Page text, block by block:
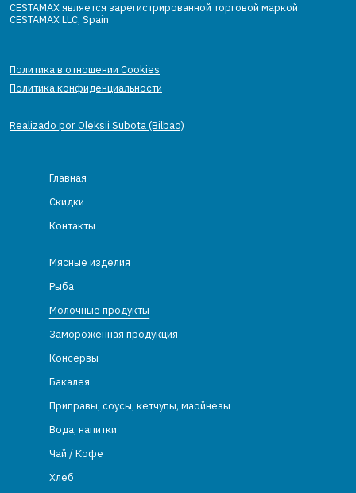
CESTAMAX является зарегистрированной торговой маркой
CESTAMAX LLC, Spain
Политика в отношении Cookies
Политика конфиденциальности
Realizado por Oleksii Subota (Bilbao)
Главная
Скидки
Контакты
Мясные изделия
Рыба
Молочные продукты
Замороженная продукция
Консервы
Бакалея
Приправы, соусы, кетчупы, маойнезы
Вода, напитки
Чай / Кофе
Хлеб